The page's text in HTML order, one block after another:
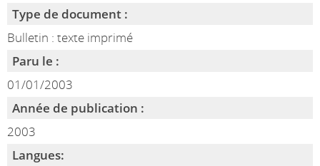
Type de document :
Bulletin : texte imprimé
Paru le :
01/01/2003
Année de publication :
2003
Langues: